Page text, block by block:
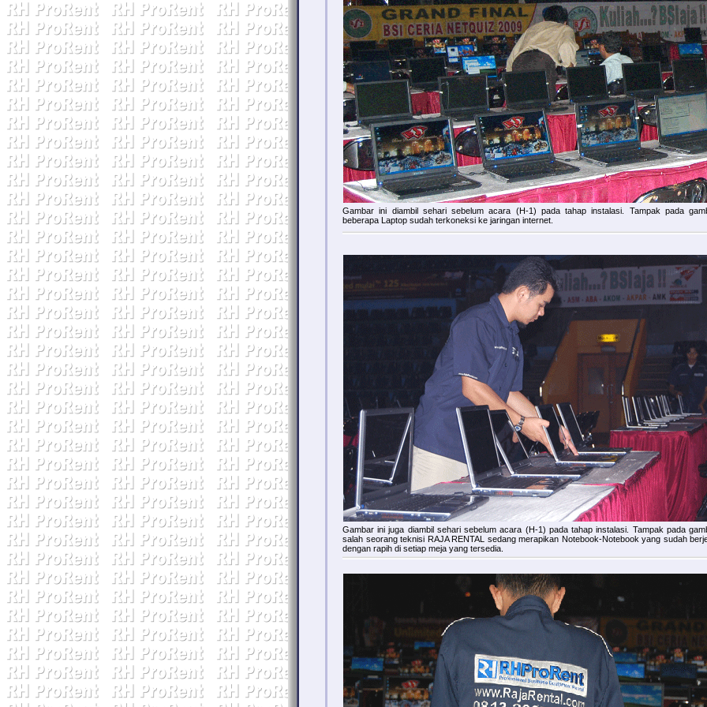
Gambar ini diambil sehari sebelum acara (H-1) pada tahap instalasi. Tampak pada
beberapa Laptop sudah terkoneksi ke jaringan internet.
Gambar ini juga diambil sehari sebelum acara (H-1) pada tahap instalasi. Tampak pada
salah seorang teknisi RAJA RENTAL sedang merapikan Notebook-Notebook yang sudah
dengan rapih di setiap meja yang tersedia.